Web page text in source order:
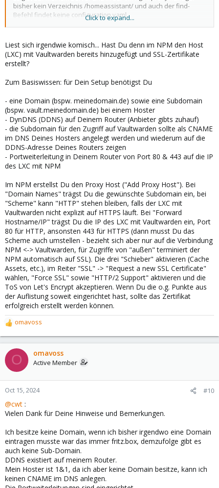
bisher kein Verzeichnis /homeassistant/ und auch der find-
Befehl findet keine configuration.yaml.
Der Proxy Manager ist als LXC auf dem Server und funktioniert,
wie nun weiter?
Ich denke, vielleicht sollte ich an dieser Stelle aufgeben und mir
ich nicht so schnell auf, vielleicht bin ich nur einen oder zwei
Danke und viele Grüße.
Edit:
Ich sollte wohl erstmal die LXC-VM Home Assistant installieren . . .
Click to expand...
Liest sich irgendwie komisch... Hast Du denn im NPM den Host
(LXC) mit Vaultwarden bereits hinzugefügt und SSL-Zertifikate
erstellt?
Zum Basiswissen: für Dein Setup benötigst Du
- eine Domain (bspw. meinedomain.de) sowie eine Subdomain
(bspw. vault.meinedomain.de) bei einem Hoster
- DynDNS (DDNS) auf Deinem Router (Anbieter gibts zuhauf)
- die Subdomain für den Zugriff auf Vaultwarden sollte als CNAME
im DNS Deines Hosters angelegt werden und wiederum auf die
DDNS-Adresse Deines Routers zeigen
- Portweiterleitung in Deinem Router von Port 80 & 443 auf die IP
des LXC mit NPM
Im NPM erstellst Du den Proxy Host ("Add Proxy Host"). Bei
"Domain Names" trägst Du die gewünschte Subdomain ein, bei
"Scheme" kann "HTTP" stehen bleiben, falls der LXC mit
Vaultwarden nicht explizit auf HTTPS läuft. Bei "Forward
Hostname/IP" trägst Du die IP des LXC mit Vaultwarden ein, Port
80 für HTTP, ansonsten 443 für HTTPS (dann musst Du das
Scheme auch umstellen - bezieht sich aber nur auf die Verbindung
NPM <-> Vaultwarden, für Zugriffe von "außen" terminiert der
NPM automatisch auf SSL). Die drei "Schieber" aktivieren (Cache
Assets, etc.), im Reiter "SSL" -> "Request a new SSL Certificate"
wählen, "Force SSL" sowie "HTTP/2 Support" aktivieren und die
ToS von Let's Encrypt akzeptieren. Wenn Du die o.g. Punkte aus
der Auflistung soweit eingerichtet hast, sollte das Zertifikat
erfolgreich erstellt werden können.
R
e
a
c
t
o
n
:
omavoss
O omavoss
Active Member
Oct 15, 2024 #10
@cwt :
Vielen Dank für Deine Hinweise und Bemerkungen.
Ich besitze keine Domain, wenn ich bisher irgendwo eine Domain
eintragen musste war das immer fritz.box, demzufolge gibt es
auch keine Sub-Domain.
DDNS existiert auf meinem Router.
Mein Hoster ist 1&1, da ich aber keine Domain besitze, kann ich
keinen CNAME im DNS anlegen.